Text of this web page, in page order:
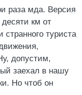
раза мда. Версия
км от
странного туриста
допустим,
заехал в нашу
Но чтоб он